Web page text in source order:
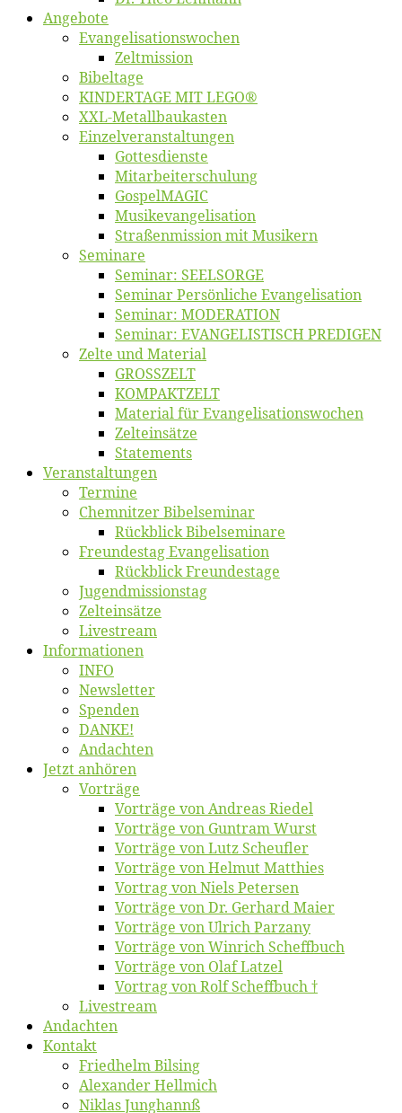
An­ge­bo­te
Evangelisa­tions­wo­chen
Zelt­mis­si­on
Bi­bel­ta­ge
KINDERTAGE MIT LEGO®
XXL-Me­­tal­l­­bau­­kas­­ten
Einzelver­an­stal­tungen
Got­tes­diens­te
Mitarbeiter­schulung
Gos­pel­MA­GIC
Musikevan­ge­li­sa­tion
Straßenmis­sion mit Musikern
Se­mi­na­re
Se­mi­nar: SEELSORGE
Se­mi­nar Per­sön­li­che Evangelisation
Se­mi­nar: MODERATION
Se­mi­nar: EVANGELISTISCH PREDIGEN
Zel­te und Material
GROSSZELT
KOMPAKTZELT
Ma­te­ri­al für Evangelisationswochen
Zelt­ein­sät­ze
State­ments
Ver­an­stal­tun­gen
Ter­mi­ne
Chemnit­zer Bibelseminar
Rück­blick Bibelseminare
Freun­des­tag Evangelisation
Rück­blick Freundestage
Jugend­mis­sions­tag
Zelt­ein­sät­ze
Live­stream
Informatio­nen
INFO
News­let­ter
Spen­den
DANKE!
An­dach­ten
Jetzt an­hö­ren
Vor­trä­ge
Vor­trä­ge von An­dre­as Riedel
Vor­trä­ge von Gun­tram Wurst
Vor­trä­ge von Lutz Scheufler
Vor­trä­ge von Hel­mut Matthies
Vor­trag von Niels Petersen
Vor­trä­ge von Dr. Ger­hard Maier
Vor­trä­ge von Ul­rich Parzany
Vor­trä­ge von Win­rich Scheffbuch
Vor­trä­ge von Olaf Latzel
Vor­trag von Rolf Scheffbuch †
Live­stream
An­dach­ten
Kon­takt
Fried­helm Bilsing
Alex­an­der Hellmich
Ni­klas Junghannß